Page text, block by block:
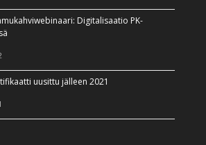
Digitalisaatio PK-
uusittu jälleen 2021